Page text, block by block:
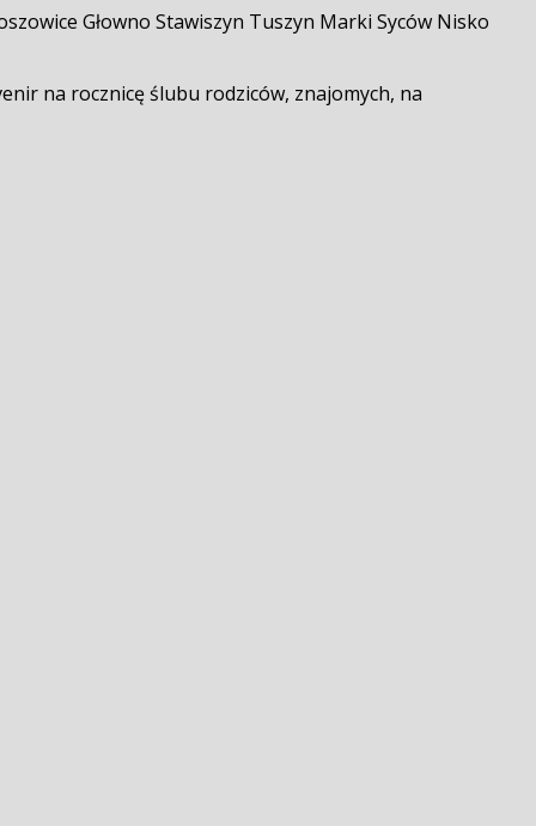
Głowno Stawiszyn Tuszyn Marki Syców Nisko
na rocznicę ślubu rodziców, znajomych, na